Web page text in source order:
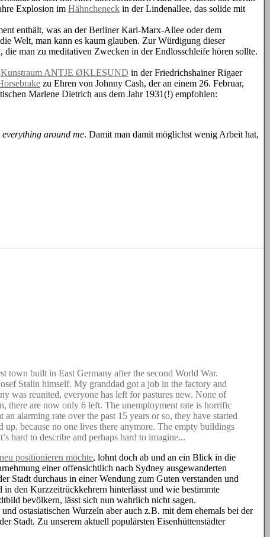
Explosion im Hähncheneck in der Lindenallee, das solide mit
enthält, was an der Berliner Karl-Marx-Allee oder dem
Welt, man kann es kaum glauben. Zur Würdigung dieser
die man zu meditativen Zwecken in der Endlosschleife hören sollte.
Kunstraum ANTJE ØKLESUND in der Friedrichshainer Rigaer
zu Ehren von Johnny Cash, der an einem 26. Februar,
Marlene Dietrich aus dem Jahr 1931(!) empfohlen:
everything around me. Damit man damit möglichst wenig Arbeit hat,
town built in East Germany after the second World War.
Stalin himself. My granddad got a job in the factory and
was reunited, everyone has left for pastures new. None of
there are now only 6 left. The unemployment rate is horrific
alarming rate over the past 15 years or so, they have started
because no one lives there anymore. The empty buildings
hard to describe and perhaps hard to imagine...
neu positionieren möchte, lohnt doch ab und an ein Blick in die
einer offensichtlich nach Sydney ausgewanderten
Stadt durchaus in einer Wendung zum Guten verstanden und
den Kurzzeitrückkehrern hinterlässt und wie bestimmte
bevölkern, lässt sich nun wahrlich nicht sagen.
ostasiatischen Wurzeln aber auch z.B. mit dem ehemals bei der
Stadt. Zu unserem aktuell populärsten Eisenhüttenstädter